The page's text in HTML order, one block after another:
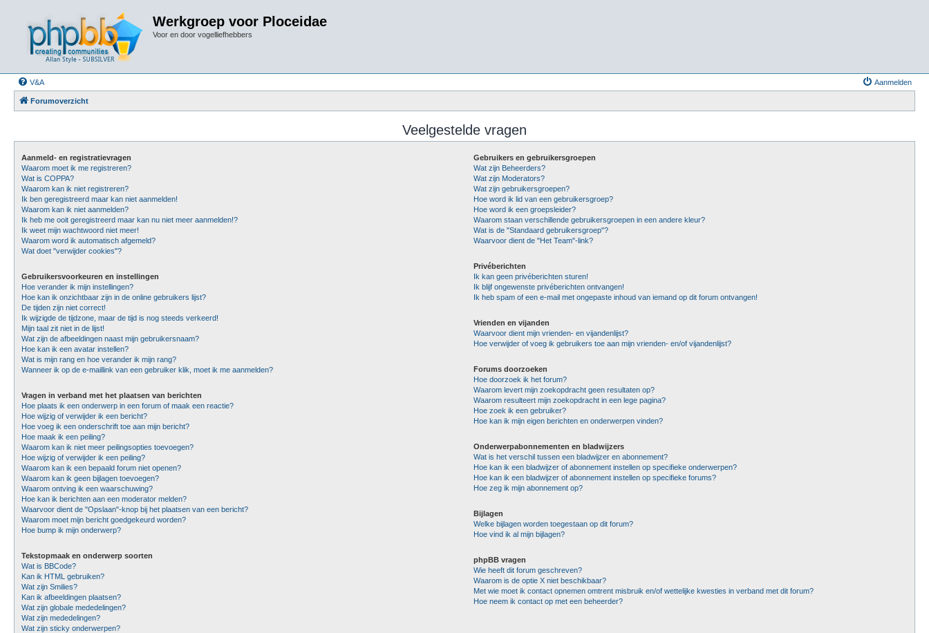
Werkgroep voor Ploceidae
Voor en door vogelliefhebbers
V&A Aanmelden
Forumoverzicht
Veelgestelde vragen
Aanmeld- en registratievragen
Waarom moet ik me registreren?
Wat is COPPA?
Waarom kan ik niet registreren?
Ik ben geregistreerd maar kan niet aanmelden!
Waarom kan ik niet aanmelden?
Ik heb me ooit geregistreerd maar kan nu niet meer aanmelden!?
Ik weet mijn wachtwoord niet meer!
Waarom word ik automatisch afgemeld?
Wat doet "verwijder cookies"?
Gebruikersvoorkeuren en instellingen
Hoe verander ik mijn instellingen?
Hoe kan ik onzichtbaar zijn in de online gebruikers lijst?
De tijden zijn niet correct!
Ik wijzigde de tijdzone, maar de tijd is nog steeds verkeerd!
Mijn taal zit niet in de lijst!
Wat zijn de afbeeldingen naast mijn gebruikersnaam?
Hoe kan ik een avatar instellen?
Wat is mijn rang en hoe verander ik mijn rang?
Wanneer ik op de e-maillink van een gebruiker klik, moet ik me aanmelden?
Vragen in verband met het plaatsen van berichten
Hoe plaats ik een onderwerp in een forum of maak een reactie?
Hoe wijzig of verwijder ik een bericht?
Hoe voeg ik een onderschrift toe aan mijn bericht?
Hoe maak ik een peiling?
Waarom kan ik niet meer peilingsopties toevoegen?
Hoe wijzig of verwijder ik een peiling?
Waarom kan ik een bepaald forum niet openen?
Waarom kan ik geen bijlagen toevoegen?
Waarom ontving ik een waarschuwing?
Hoe kan ik berichten aan een moderator melden?
Waarvoor dient de "Opslaan"-knop bij het plaatsen van een bericht?
Waarom moet mijn bericht goedgekeurd worden?
Hoe bump ik mijn onderwerp?
Tekstopmaak en onderwerp soorten
Wat is BBCode?
Kan ik HTML gebruiken?
Wat zijn Smilies?
Kan ik afbeeldingen plaatsen?
Wat zijn globale mededelingen?
Wat zijn mededelingen?
Wat zijn sticky onderwerpen?
Gebruikers en gebruikersgroepen
Wat zijn Beheerders?
Wat zijn Moderators?
Wat zijn gebruikersgroepen?
Hoe word ik lid van een gebruikersgroep?
Hoe word ik een groepsleider?
Waarom staan verschillende gebruikersgroepen in een andere kleur?
Wat is de "Standaard gebruikersgroep"?
Waarvoor dient de "Het Team"-link?
Privéberichten
Ik kan geen privéberichten sturen!
Ik blijf ongewenste privéberichten ontvangen!
Ik heb spam of een e-mail met ongepaste inhoud van iemand op dit forum ontvangen!
Vrienden en vijanden
Waarvoor dient mijn vrienden- en vijandenlijst?
Hoe verwijder of voeg ik gebruikers toe aan mijn vrienden- en/of vijandenlijst?
Forums doorzoeken
Hoe doorzoek ik het forum?
Waarom levert mijn zoekopdracht geen resultaten op?
Waarom resulteert mijn zoekopdracht in een lege pagina?
Hoe zoek ik een gebruiker?
Hoe kan ik mijn eigen berichten en onderwerpen vinden?
Onderwerpabonnementen en bladwijzers
Wat is het verschil tussen een bladwijzer en abonnement?
Hoe kan ik een bladwijzer of abonnement instellen op specifieke onderwerpen?
Hoe kan ik een bladwijzer of abonnement instellen op specifieke forums?
Hoe zeg ik mijn abonnement op?
Bijlagen
Welke bijlagen worden toegestaan op dit forum?
Hoe vind ik al mijn bijlagen?
phpBB vragen
Wie heeft dit forum geschreven?
Waarom is de optie X niet beschikbaar?
Met wie moet ik contact opnemen omtrent misbruik en/of wettelijke kwesties in verband met dit forum?
Hoe neem ik contact op met een beheerder?